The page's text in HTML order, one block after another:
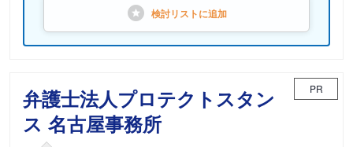
検討リストに追加
弁護士法人プロテクトスタン
ス 名古屋事務所
PR